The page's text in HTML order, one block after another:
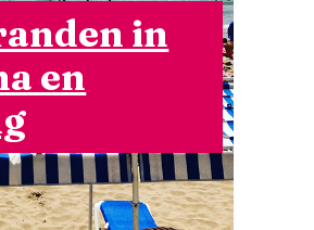
in
en